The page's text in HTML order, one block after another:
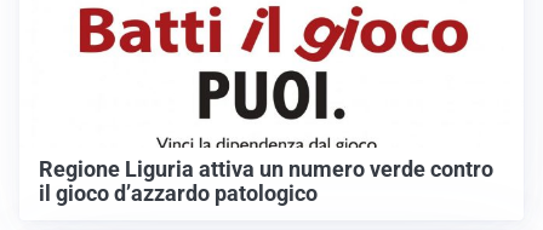
Regione Liguria attiva un numero verde contro
il gioco d’azzardo patologico